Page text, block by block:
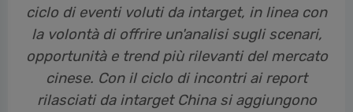
ciclo di eventi voluti da intarget, in linea con
la volontà di offrire un'analisi sugli scenari,
opportunità e trend più rilevanti del mercato
cinese. Con il ciclo di incontri ai report
rilasciati da intarget China si aggiungono